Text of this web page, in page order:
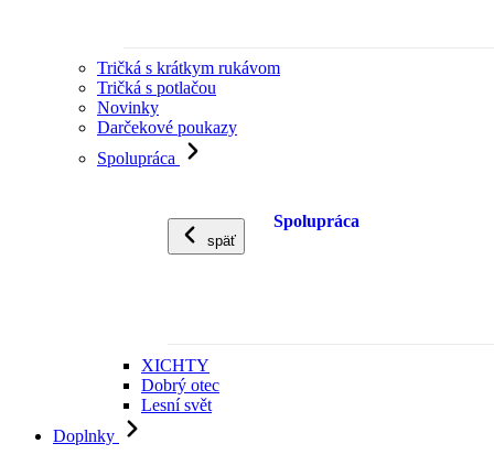
Tričká s krátkym rukávom
Tričká s potlačou
Novinky
Darčekové poukazy
Spolupráca
späť
Spolupráca
XICHTY
Dobrý otec
Lesní svět
Doplnky